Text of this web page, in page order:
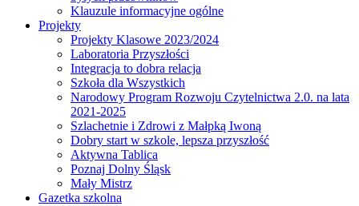
Klauzule informacyjne ogólne
Projekty
Projekty Klasowe 2023/2024
Laboratoria Przyszłości
Integracja to dobra relacja
Szkoła dla Wszystkich
Narodowy Program Rozwoju Czytelnictwa 2.0. na lata
2021-2025
Szlachetnie i Zdrowi z Małpką Iwoną
Dobry start w szkole, lepsza przyszłość
Aktywna Tablica
Poznaj Dolny Śląsk
Mały Mistrz
Gazetka szkolna